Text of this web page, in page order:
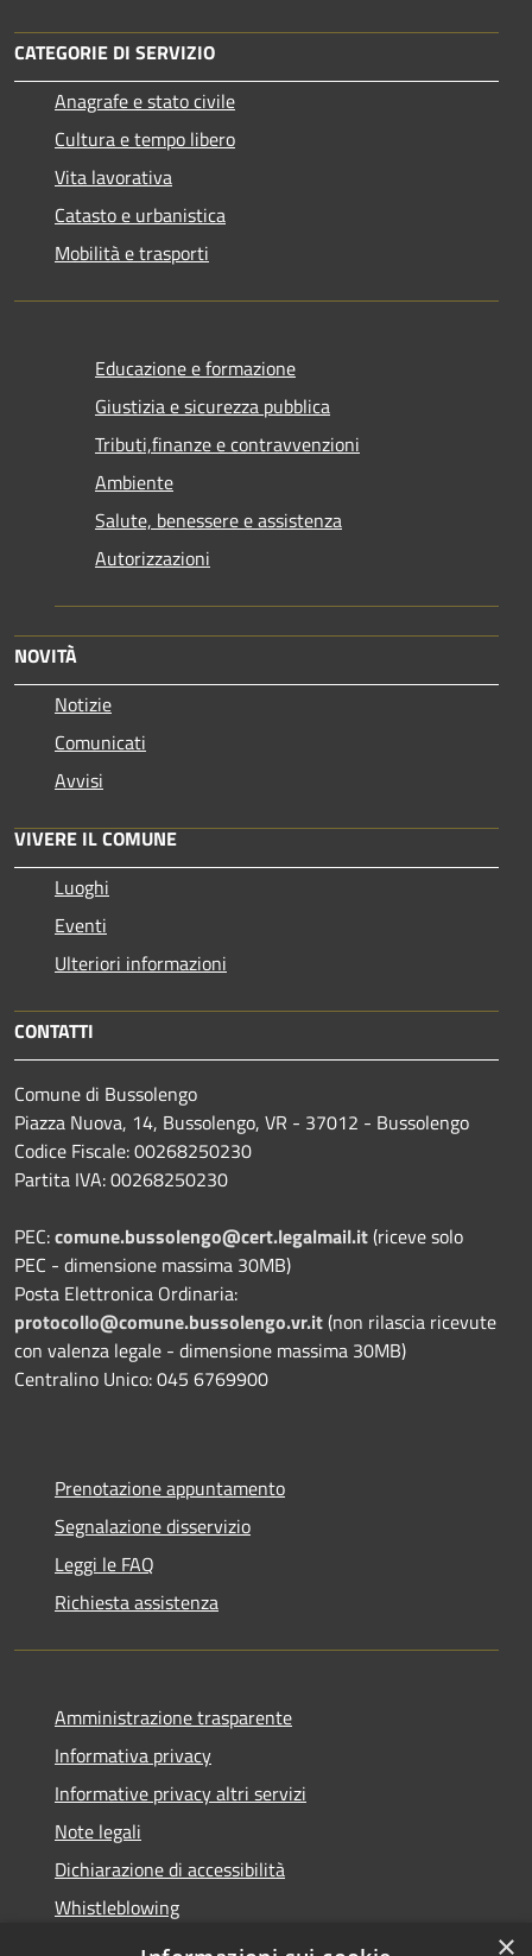
CATEGORIE DI SERVIZIO
Anagrafe e stato civile
Cultura e tempo libero
Vita lavorativa
Catasto e urbanistica
Mobilità e trasporti
Educazione e formazione
Giustizia e sicurezza pubblica
Tributi,finanze e contravvenzioni
Ambiente
Salute, benessere e assistenza
Autorizzazioni
NOVITÀ
Notizie
Comunicati
Avvisi
VIVERE IL COMUNE
Luoghi
Eventi
Ulteriori informazioni
CONTATTI
Comune di Bussolengo
Piazza Nuova, 14, Bussolengo, VR - 37012 - Bussolengo
Codice Fiscale: 00268250230
Partita IVA: 00268250230
PEC:comune.bussolengo@cert.legalmail.it(riceve solo
PEC - dimensione massima 30MB)
Posta Elettronica Ordinaria:
protocollo@comune.bussolengo.vr.it(non rilascia ricevute
con valenza legale - dimensione massima 30MB)
Centralino Unico: 045 6769900
Prenotazione appuntamento
Segnalazione disservizio
Leggi le FAQ
Richiesta assistenza
Amministrazione trasparente
Informativa privacy
Informative privacy altri servizi
Note legali
Dichiarazione di accessibilità
Whistleblowing
×